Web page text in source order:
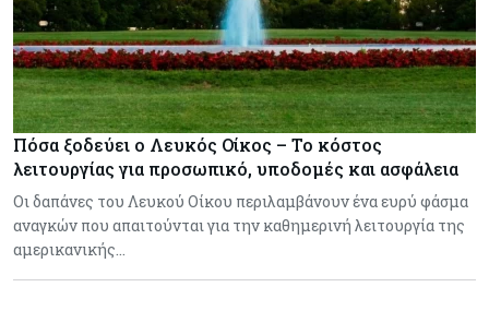
Πόσα ξοδεύει ο Λευκός Οίκος – Το κόστος
λειτουργίας για προσωπικό, υποδομές και ασφάλεια
Οι δαπάνες του Λευκού Οίκου περιλαμβάνουν ένα ευρύ φάσμα
αναγκών που απαιτούνται για την καθημερινή λειτουργία της
αμερικανικής…